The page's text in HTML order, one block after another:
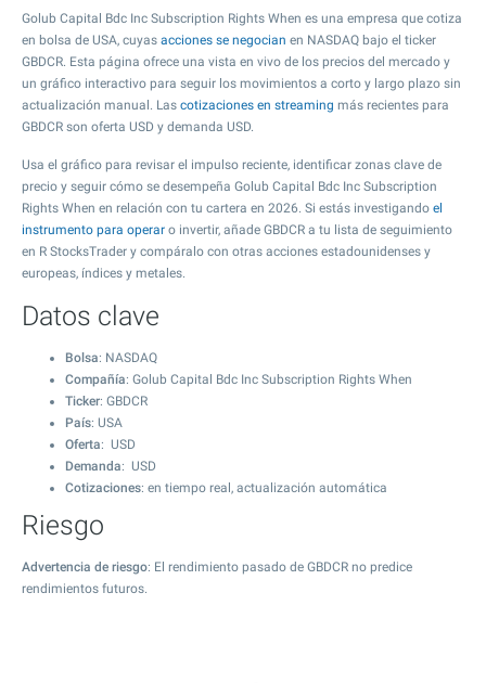
Golub Capital Bdc Inc Subscription Rights When es una empresa que cotiza
en bolsa de USA, cuyas acciones se negocian en NASDAQ bajo el ticker
GBDCR. Esta página ofrece una vista en vivo de los precios del mercado y
un gráfico interactivo para seguir los movimientos a corto y largo plazo sin
actualización manual. Las cotizaciones en streaming más recientes para
GBDCR son oferta USD y demanda USD.
Usa el gráfico para revisar el impulso reciente, identificar zonas clave de
precio y seguir cómo se desempeña Golub Capital Bdc Inc Subscription
Rights When en relación con tu cartera en 2026. Si estás investigando el
instrumento para operar o invertir, añade GBDCR a tu lista de seguimiento
en R StocksTrader y compáralo con otras acciones estadounidenses y
europeas, índices y metales.
Datos clave
Bolsa: NASDAQ
Compañía: Golub Capital Bdc Inc Subscription Rights When
Ticker: GBDCR
País: USA
Oferta: USD
Demanda: USD
Cotizaciones: en tiempo real, actualización automática
Riesgo
Advertencia de riesgo: El rendimiento pasado de GBDCR no predice
rendimientos futuros.